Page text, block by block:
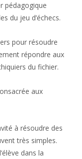
pédagogique
du jeu d’échecs.
pour résoudre
répondre aux
du fichier.
aux
à résoudre des
très simples.
dans la